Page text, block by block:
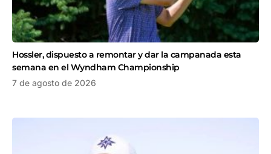
Hossler, dispuesto a remontar y dar la campanada esta
semana en el Wyndham Championship
7 de agosto de 2026